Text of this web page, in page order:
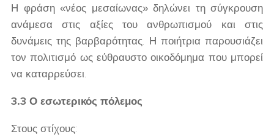
Η φράση «νέος μεσαίωνας» δηλώνει τη σύγκρουση
ανάμεσα στις αξίες του ανθρωπισμού και στις
δυνάμεις της βαρβαρότητας. Η ποιήτρια παρουσιάζει
τον πολιτισμό ως εύθραυστο οικοδόμημα που μπορεί
να καταρρεύσει.
3.3 Ο εσωτερικός πόλεμος
Στους στίχους: